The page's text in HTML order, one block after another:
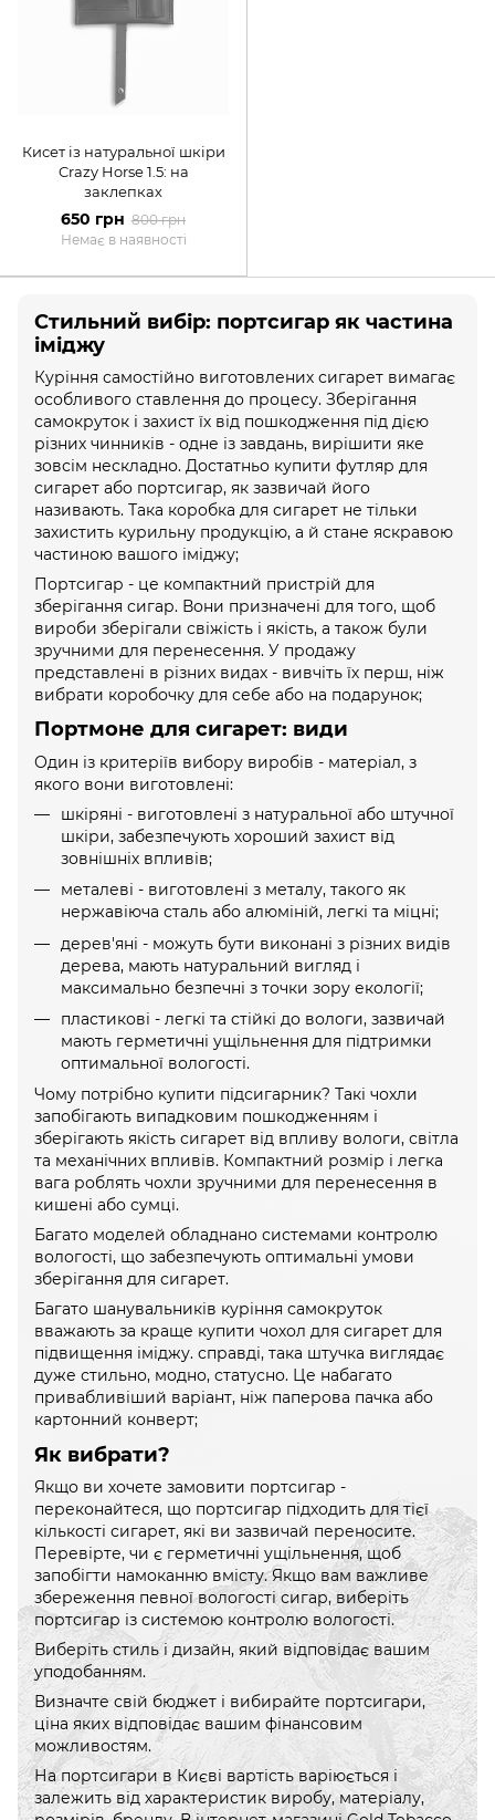
Кисет із натуральної шкіри
Crazy Horse 1.5: на
заклепках
650 грн 800 грн
Немає в наявності
Стильний вибір: портсигар як частина
іміджу
Куріння самостійно виготовлених сигарет вимагає
особливого ставлення до процесу. Зберігання
самокруток і захист їх від пошкодження під дією
різних чинників - одне із завдань, вирішити яке
зовсім нескладно. Достатньо купити футляр для
сигарет або портсигар, як зазвичай його
називають. Така коробка для сигарет не тільки
захистить курильну продукцію, а й стане яскравою
частиною вашого іміджу;
Портсигар - це компактний пристрій для
зберігання сигар. Вони призначені для того, щоб
вироби зберігали свіжість і якість, а також були
зручними для перенесення. У продажу
представлені в різних видах - вивчіть їх перш, ніж
вибрати коробочку для себе або на подарунок;
Портмоне для сигарет: види
Один із критеріїв вибору виробів - матеріал, з
якого вони виготовлені:
шкіряні - виготовлені з натуральної або штучної
шкіри, забезпечують хороший захист від
зовнішніх впливів;
металеві - виготовлені з металу, такого як
нержавіюча сталь або алюміній, легкі та міцні;
дерев'яні - можуть бути виконані з різних видів
дерева, мають натуральний вигляд і
максимально безпечні з точки зору екології;
пластикові - легкі та стійкі до вологи, зазвичай
мають герметичні ущільнення для підтримки
оптимальної вологості.
Чому потрібно купити підсигарник? Такі чохли
запобігають випадковим пошкодженням і
зберігають якість сигарет від впливу вологи, світла
та механічних впливів. Компактний розмір і легка
вага роблять чохли зручними для перенесення в
кишені або сумці.
Багато моделей обладнано системами контролю
вологості, що забезпечують оптимальні умови
зберігання для сигарет.
Багато шанувальників куріння самокруток
вважають за краще купити чохол для сигарет для
підвищення іміджу. справді, така штучка виглядає
дуже стильно, модно, статусно. Це набагато
привабливіший варіант, ніж паперова пачка або
картонний конверт;
Як вибрати?
Якщо ви хочете замовити портсигар -
переконайтеся, що портсигар підходить для тієї
кількості сигарет, які ви зазвичай переносите.
Перевірте, чи є герметичні ущільнення, щоб
запобігти намоканню вмісту. Якщо вам важливе
збереження певної вологості сигар, виберіть
портсигар із системою контролю вологості.
Виберіть стиль і дизайн, який відповідає вашим
уподобанням.
Визначте свій бюджет і вибирайте портсигари,
ціна яких відповідає вашим фінансовим
можливостям.
На портсигари в Києві вартість варіюється і
залежить від характеристик виробу, матеріалу,